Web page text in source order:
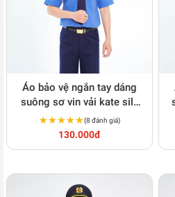
Áo bảo vệ ngắn tay dáng
suông sơ vin vải kate silk
màu xanh BH04A
★★★★★
★★★★★(8 đánh giá)
130.000đ